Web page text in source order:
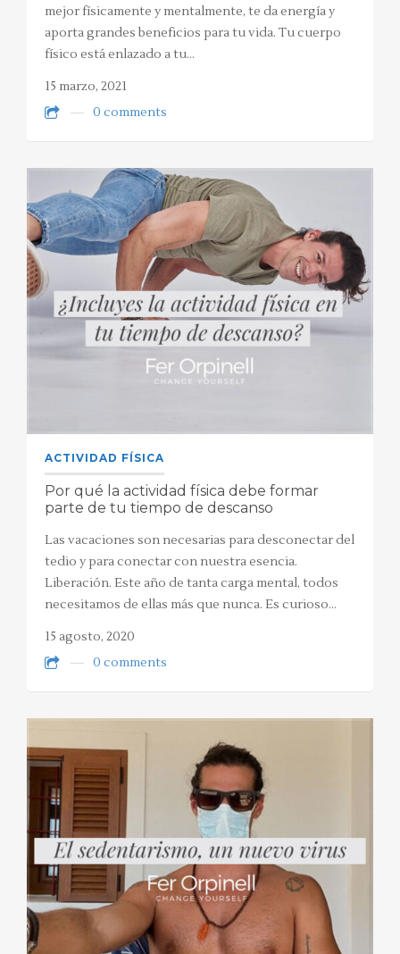
mejor físicamente y mentalmente, te da energía y
aporta grandes beneficios para tu vida. Tu cuerpo
físico está enlazado a tu…
15 marzo, 2021
0 comments
ACTIVIDAD FÍSICA
Por qué la actividad física debe formar
parte de tu tiempo de descanso
Las vacaciones son necesarias para desconectar del
tedio y para conectar con nuestra esencia.
Liberación. Este año de tanta carga mental, todos
necesitamos de ellas más que nunca. Es curioso…
15 agosto, 2020
0 comments